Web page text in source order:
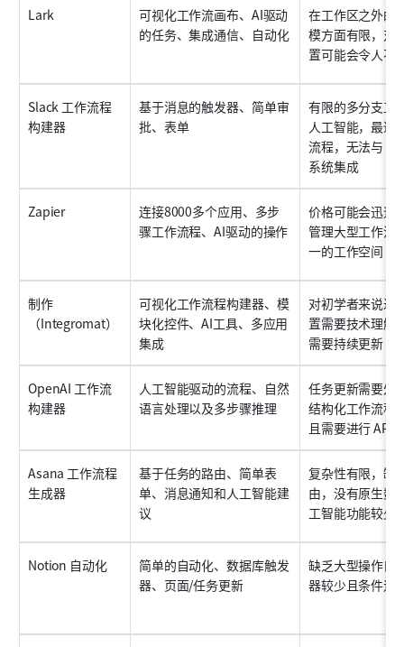
Lark
可视化工作流画布、AI驱动
的任务、集成通信、自动化
在工作区之外的
模方面有限，对
置可能会令人不
Slack 工作流程
构建器
基于消息的触发器、简单审
批、表单
有限的多分支工
人工智能，最适
流程，无法与
系统集成
Zapier
连接8000多个应用、多步
骤工作流程、AI驱动的操作
价格可能会迅速
管理大型工作流
一的工作空间
制作
（Integromat）
可视化工作流程构建器、模
块化控件、AI工具、多应用
集成
对初学者来说过
置需要技术理解
需要持续更新
OpenAI 工作流
构建器
人工智能驱动的流程、自然
语言处理以及多步骤推理
任务更新需要外
结构化工作流程
且需要进行 API
Asana 工作流程
生成器
基于任务的路由、简单表
单、消息通知和人工智能建
议
复杂性有限，缺
由，没有原生数
工智能功能较少
Notion 自动化
简单的自动化、数据库触发
器、页面/任务更新
缺乏大型操作自
器较少且条件逻